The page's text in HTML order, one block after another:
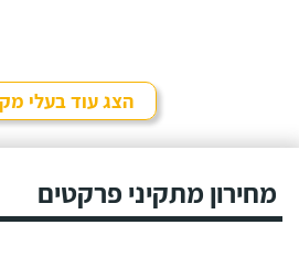
הצג עוד בעלי
מחירון מתקיני פרקטים